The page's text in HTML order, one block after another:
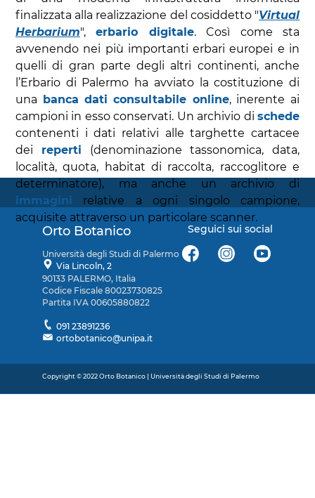
finalizzata alla realizzazione del cosiddetto "Virtual
Herbarium",erbario digitale. Così come sta
avvenendo nei più importanti erbari europei e in
quelli di gran parte degli altri continenti, anche
l’Erbario di Palermo ha avviato la costituzione di
una banca dati consultabile online, inerente ai
campioni in esso conservati. Un archivio dischede
contenenti i dati relativi alle targhette cartacee
dei reperti (denominazione tassonomica, data,
località, quota, habitat di raccolta, raccoglitore e
determinatore), ma anche un archivio di
immagini relative a ogni singolo campione,
acquisite attraverso un particolare scanner.
Orto Botanico
Università degli Studi di Palermo
Via Lincoln, 2
90133 PALERMO, Italia
Codice Fiscale 80023730825
Partita IVA 00605880822
091 23891236
ortobotanico@unipa.it
Seguici sui social
Copyright © 2022 Orto Botanico | Università degli Studi di Palermo